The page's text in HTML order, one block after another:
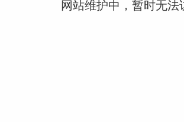
网站维护中，暂时无